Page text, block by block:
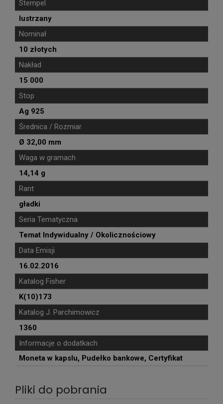
Stempel
lustrzany
Nominał
10 złotych
Nakład
15 000
Stop
Ag 925
Średnica / Rozmiar
Ø 32,00 mm
Waga w gramach
14,14 g
Rant
gładki
Seria Tematyczna
Temat Indywidualny / Okolicznościowy
Data Emisji
16.02.2016
Katalog Fisher
K(10)173
Katalog J. Parchimowicz
1360
Informacje o dodatkach
Moneta w kapslu, Pudełko bankowe, Certyfikat
Pliki do pobrania